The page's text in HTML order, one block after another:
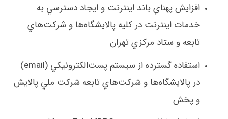
افزايش پهناي باند اينترنت و ايجاد دسترسي به
خدمات اينترنت در كليه پالايشگاه‌ها و شركت‌هاي
تابعه و ستاد مركزي تهران
استفاده گسترده از سيستم پست‌الكترونيكي (email
)
در پالايشگاه‌ها و شركت‌هاي تابعه شركت ملي پالايش
و پخش